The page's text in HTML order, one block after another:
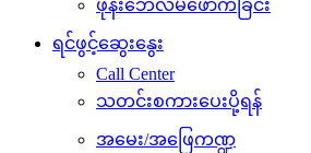
ဖုန်းဘေလ်မဲဖောက်ခြင်း
ရင်ဖွင့်ဆွေးနွေး
Call Center
သတင်းစကားပေးပို့ရန်
အမေး/အဖြေကဏ္ဍ